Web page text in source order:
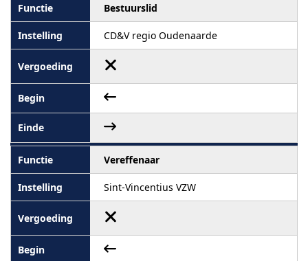
Bestuurslid
CD&V regio Oudenaarde
Vereffenaar
Sint-Vincentius VZW